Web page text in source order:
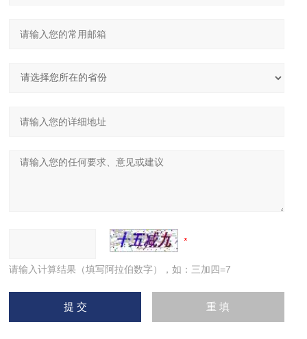
请输入计算结果（填写阿拉伯数字），如：三加四=7